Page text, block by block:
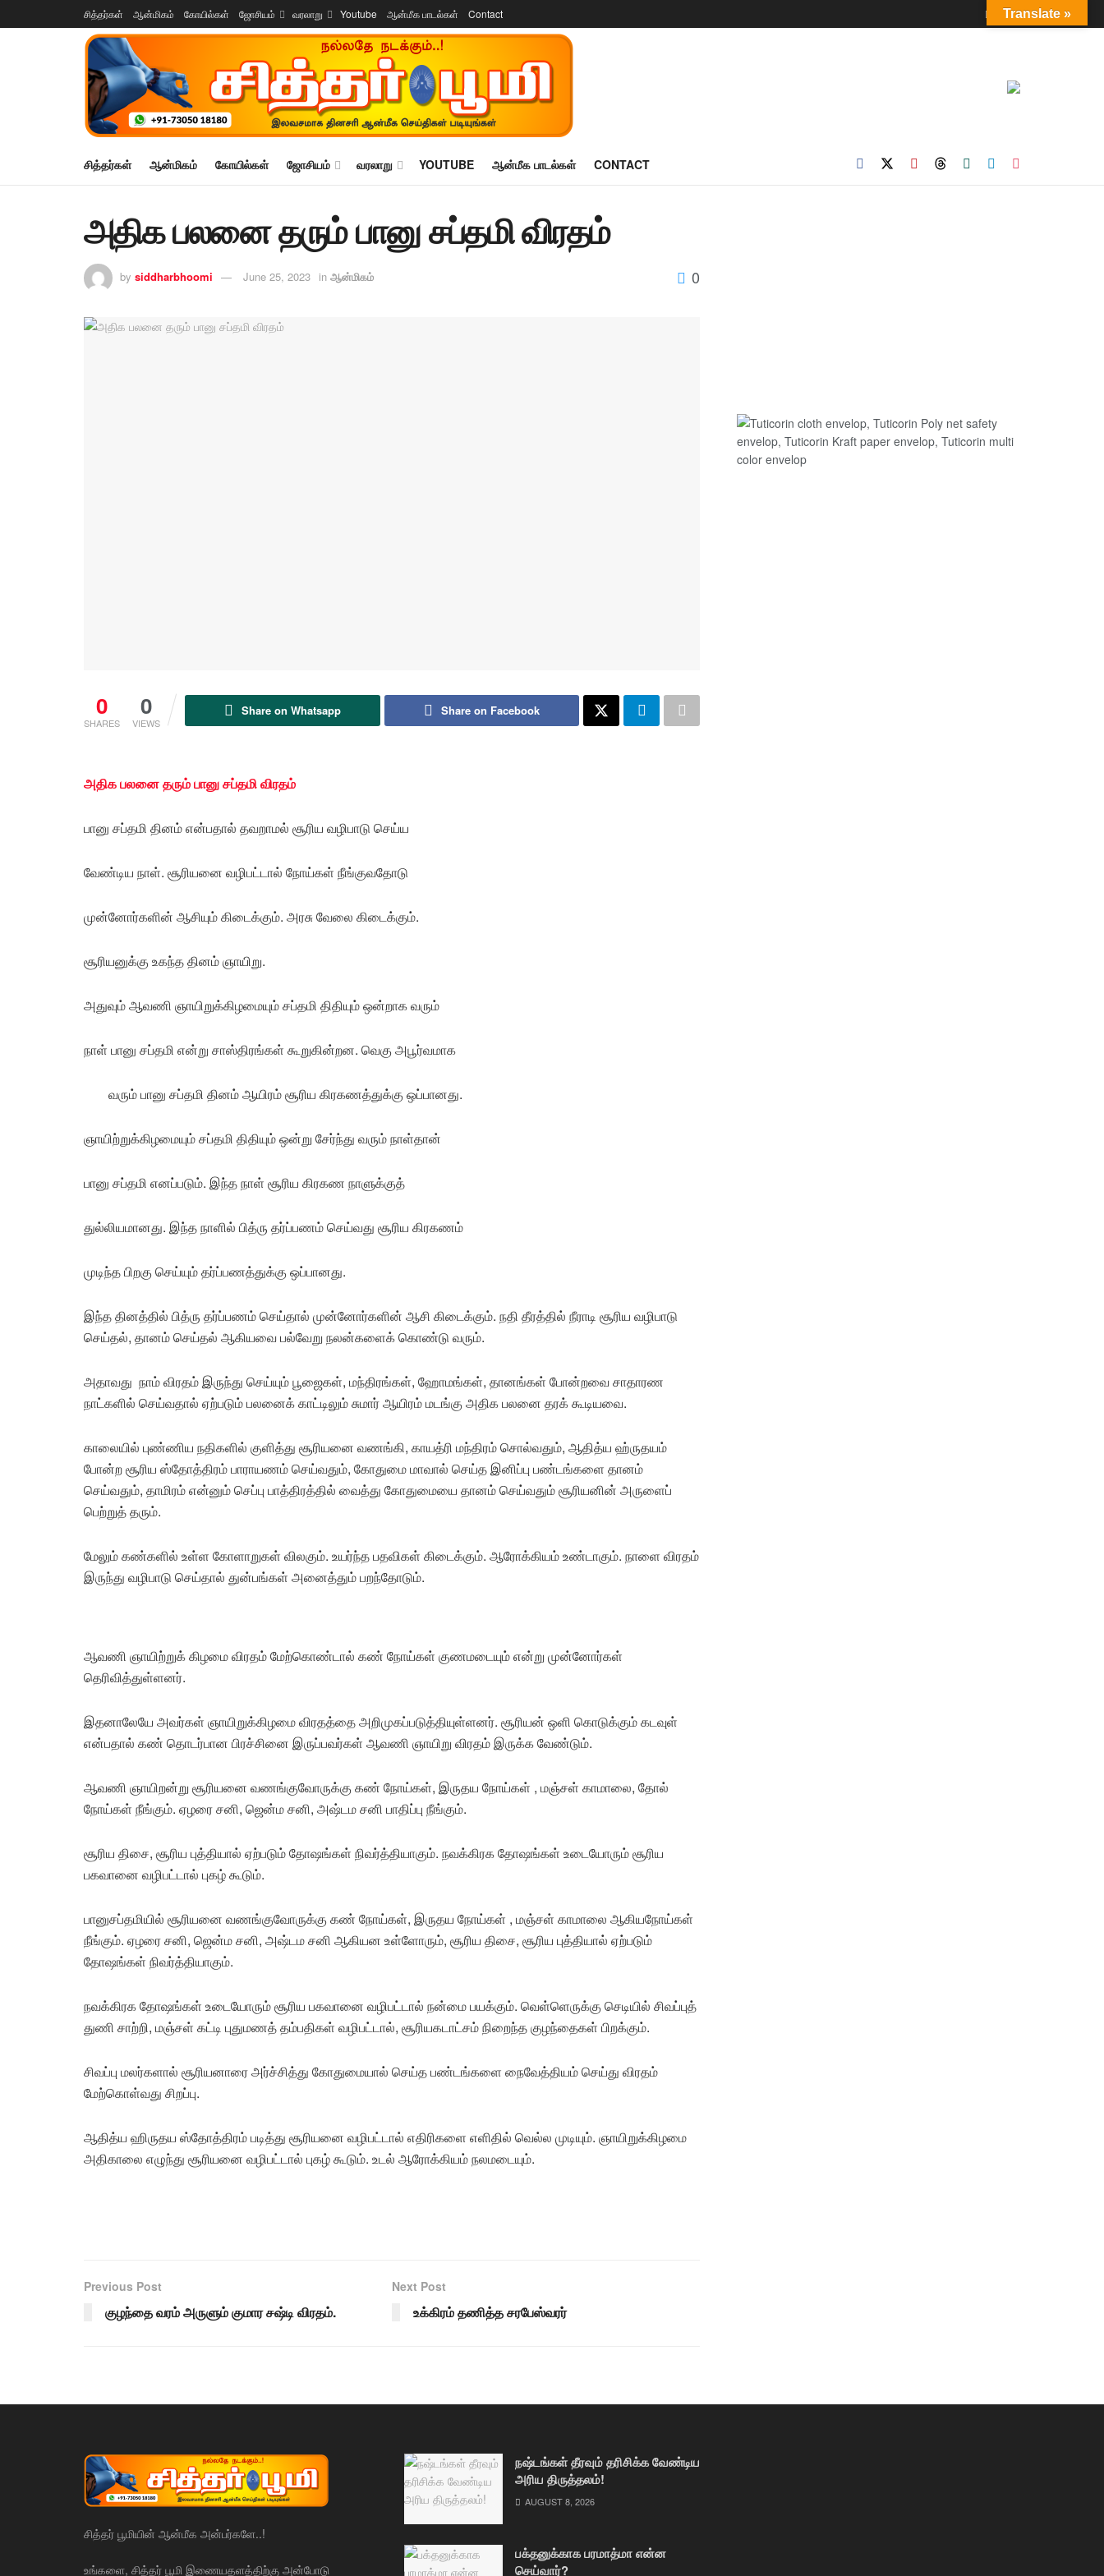
சித்தர்கள் ஆன்மிகம் கோயில்கள் ஜோசியம் வரலாறு Youtube ஆன்மீக பாடல்கள் Contact Login
சித்தர்கள் ஆன்மிகம் கோயில்கள் ஜோசியம் வரலாறு YOUTUBE ஆன்மீக பாடல்கள் CONTACT
அதிக பலனை தரும் பானு சப்தமி விரதம்
by siddharbhoomi June 25, 2023 in ஆன்மிகம் 0
0
SHARES
0
VIEWS
Share on Whatsapp Share on Facebook
அதிக பலனை தரும் பானு சப்தமி விரதம்
பானு சப்தமி தினம் என்பதால் தவறாமல் சூரிய வழிபாடு செய்ய
வேண்டிய நாள். சூரியனை வழிபட்டால் நோய்கள் நீங்குவதோடு
முன்னோர்களின் ஆசியும் கிடைக்கும். அரசு வேலை கிடைக்கும்.
சூரியனுக்கு உகந்த தினம் ஞாயிறு.
அதுவும் ஆவணி ஞாயிறுக்கிழமையும் சப்தமி திதியும் ஒன்றாக வரும்
நாள் பானு சப்தமி என்று சாஸ்திரங்கள் கூறுகின்றன. வெகு அபூர்வமாக
வரும் பானு சப்தமி தினம் ஆயிரம் சூரிய கிரகணத்துக்கு ஒப்பானது.
ஞாயிற்றுக்கிழமையும் சப்தமி திதியும் ஒன்று சேர்ந்து வரும் நாள்தான்
பானு சப்தமி எனப்படும். இந்த நாள் சூரிய கிரகண நாளுக்குத்
துல்லியமானது. இந்த நாளில் பித்ரு தர்ப்பணம் செய்வது சூரிய கிரகணம்
முடிந்த பிறகு செய்யும் தர்ப்பணத்துக்கு ஒப்பானது.
இந்த தினத்தில் பித்ரு தர்ப்பணம் செய்தால் முன்னோர்களின் ஆசி கிடைக்கும். நதி தீரத்தில் நீராடி சூரிய வழிபாடு
செய்தல், தானம் செய்தல் ஆகியவை பல்வேறு நலன்களைக் கொண்டு வரும்.
அதாவது நாம் விரதம் இருந்து செய்யும் பூஜைகள், மந்திரங்கள், ஹோமங்கள், தானங்கள் போன்றவை சாதாரண
நாட்களில் செய்வதால் ஏற்படும் பலனைக் காட்டிலும் சுமார் ஆயிரம் மடங்கு அதிக பலனை தரக் கூடியவை.
காலையில் புண்ணிய நதிகளில் குளித்து சூரியனை வணங்கி, காயத்ரி மந்திரம் சொல்வதும், ஆதித்ய ஹ்ருதயம்
போன்ற சூரிய ஸ்தோத்திரம் பாராயணம் செய்வதும், கோதுமை மாவால் செய்த இனிப்பு பண்டங்களை தானம்
செய்வதும், தாமிரம் என்னும் செப்பு பாத்திரத்தில் வைத்து கோதுமையை தானம் செய்வதும் சூரியனின் அருளைப்
பெற்றுத் தரும்.
மேலும் கண்களில் உள்ள கோளாறுகள் விலகும். உயர்ந்த பதவிகள் கிடைக்கும். ஆரோக்கியம் உண்டாகும். நாளை விரதம்
இருந்து வழிபாடு செய்தால் துன்பங்கள் அனைத்தும் பறந்தோடும்.
ஆவணி ஞாயிற்றுக் கிழமை விரதம் மேற்கொண்டால் கண் நோய்கள் குணமடையும் என்று முன்னோர்கள்
தெரிவித்துள்ளனர்.
இதனாலேயே அவர்கள் ஞாயிறுக்கிழமை விரதத்தை அறிமுகப்படுத்தியுள்ளனர். சூரியன் ஒளி கொடுக்கும் கடவுள்
என்பதால் கண் தொடர்பான பிரச்சினை இருப்பவர்கள் ஆவணி ஞாயிறு விரதம் இருக்க வேண்டும்.
ஆவணி ஞாயிறன்று சூரியனை வணங்குவோருக்கு கண் நோய்கள், இருதய நோய்கள் , மஞ்சள் காமாலை, தோல்
நோய்கள் நீங்கும். ஏழரை சனி, ஜென்ம சனி, அஷ்டம சனி பாதிப்பு நீங்கும்.
சூரிய திசை, சூரிய புத்தியால் ஏற்படும் தோஷங்கள் நிவர்த்தியாகும். நவக்கிரக தோஷங்கள் உடையோரும் சூரிய
பகவானை வழிபட்டால் புகழ் கூடும்.
பானுசப்தமியில் சூரியனை வணங்குவோருக்கு கண் நோய்கள், இருதய நோய்கள் , மஞ்சள் காமாலை ஆகியநோய்கள்
நீங்கும். ஏழரை சனி, ஜென்ம சனி, அஷ்டம சனி ஆகியன உள்ளோரும், சூரிய திசை, சூரிய புத்தியால் ஏற்படும்
தோஷங்கள் நிவர்த்தியாகும்.
நவக்கிரக தோஷங்கள் உடையோரும் சூரிய பகவானை வழிபட்டால் நன்மை பயக்கும். வெள்ளெருக்கு செடியில் சிவப்புத்
துணி சாற்றி, மஞ்சள் கட்டி புதுமணத் தம்பதிகள் வழிபட்டால், சூரியகடாட்சம் நிறைந்த குழந்தைகள் பிறக்கும்.
சிவப்பு மலர்களால் சூரியனாரை அர்ச்சித்து கோதுமையால் செய்த பண்டங்களை நைவேத்தியம் செய்து விரதம்
மேற்கொள்வது சிறப்பு.
ஆதித்ய ஹிருதய ஸ்தோத்திரம் படித்து சூரியனை வழிபட்டால் எதிரிகளை எளிதில் வெல்ல முடியும். ஞாயிறுக்கிழமை
அதிகாலை எழுந்து சூரியனை வழிபட்டால் புகழ் கூடும். உடல் ஆரோக்கியம் நலமடையும்.
Previous Post
குழந்தை வரம் அருளும் குமார சஷ்டி விரதம்.
Next Post
உக்கிரம் தணித்த சரபேஸ்வரர்
சித்தர் பூமியின் ஆன்மீக அன்பர்களே..!
உங்களை, சித்தர் பூமி இணையதளத்திற்கு அன்போடு
நஷ்டங்கள் தீரவும் தரிசிக்க வேண்டிய
அரிய திருத்தலம்!
AUGUST 8, 2026
பக்தனுக்காக பரமாத்மா என்ன
செய்வார்?
Translate »